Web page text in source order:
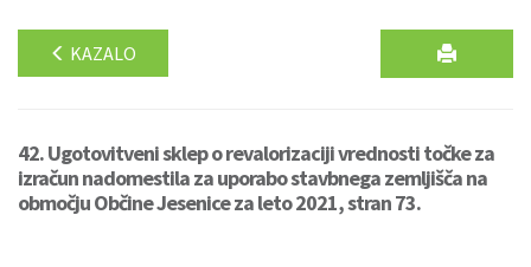
KAZALO
42. Ugotovitveni sklep o revalorizaciji vrednosti točke za
izračun nadomestila za uporabo stavbnega zemljišča na
območju Občine Jesenice za leto 2021, stran 73.